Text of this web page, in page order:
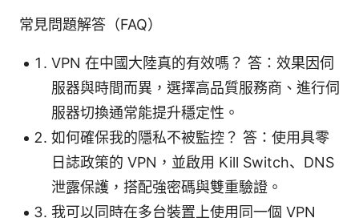
常見問題解答（FAQ）
VPN 在中國大陸真的有效嗎？ 答：效果因伺
服器與時間而異，選擇高品質服務商、進行伺
服器切換通常能提升穩定性。
如何確保我的隱私不被監控？ 答：使用具零
日誌政策的 VPN，並啟用 Kill Switch、DNS
泄露保護，搭配強密碼與雙重驗證。
我可以同時在多台裝置上使用同一個 VPN